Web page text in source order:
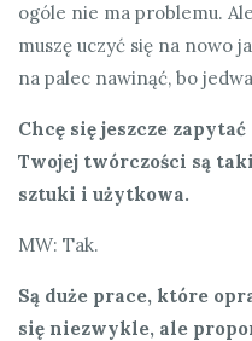
ogóle nie ma problemu.
muszę uczyć się na nowo
na palec nawinąć, bo
Chcę się jeszcze
Twojej twórczości są
sztuki i użytkowa.
MW: Tak.
Są duże prace, które
się niezwykle, ale